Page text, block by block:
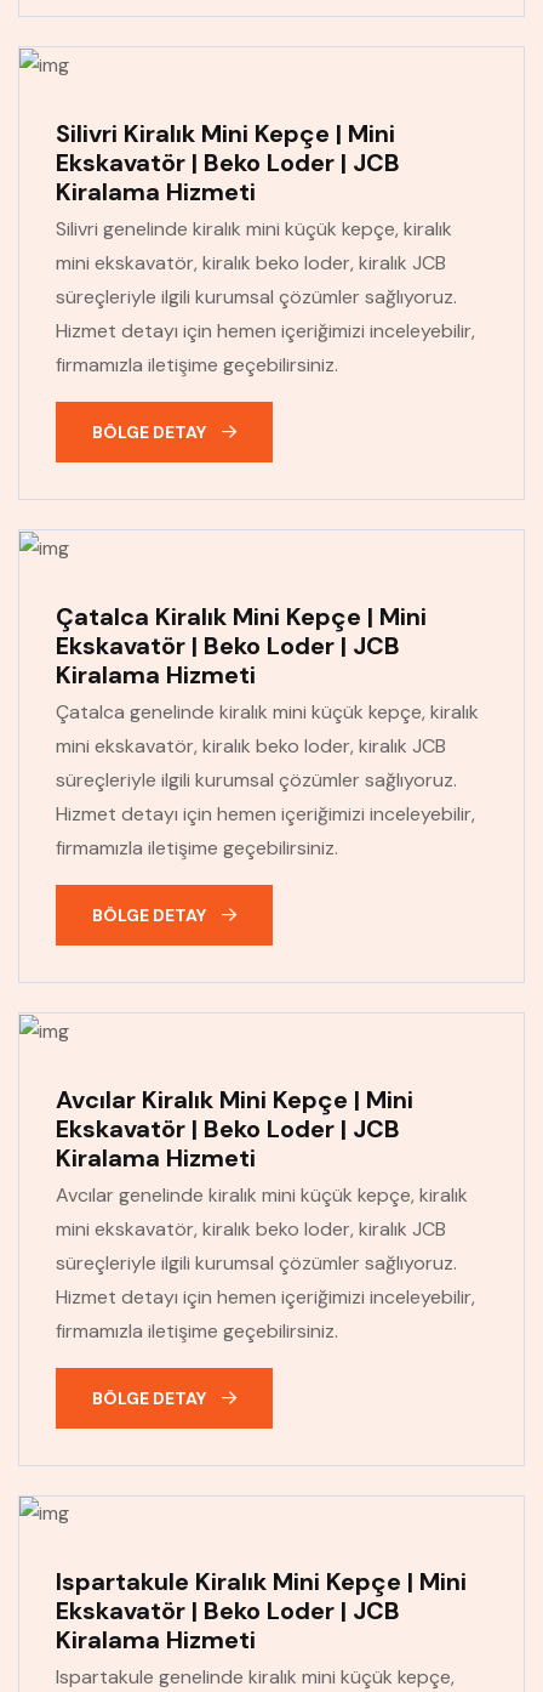
Silivri Kiralık Mini Kepçe | Mini
Ekskavatör | Beko Loder | JCB
Kiralama Hizmeti
Silivri genelinde kiralık mini küçük kepçe, kiralık
mini ekskavatör, kiralık beko loder, kiralık JCB
süreçleriyle ilgili kurumsal çözümler sağlıyoruz.
Hizmet detayı için hemen içeriğimizi inceleyebilir,
firmamızla iletişime geçebilirsiniz.
BÖLGE DETAY
Çatalca Kiralık Mini Kepçe | Mini
Ekskavatör | Beko Loder | JCB
Kiralama Hizmeti
Çatalca genelinde kiralık mini küçük kepçe, kiralık
mini ekskavatör, kiralık beko loder, kiralık JCB
süreçleriyle ilgili kurumsal çözümler sağlıyoruz.
Hizmet detayı için hemen içeriğimizi inceleyebilir,
firmamızla iletişime geçebilirsiniz.
BÖLGE DETAY
Avcılar Kiralık Mini Kepçe | Mini
Ekskavatör | Beko Loder | JCB
Kiralama Hizmeti
Avcılar genelinde kiralık mini küçük kepçe, kiralık
mini ekskavatör, kiralık beko loder, kiralık JCB
süreçleriyle ilgili kurumsal çözümler sağlıyoruz.
Hizmet detayı için hemen içeriğimizi inceleyebilir,
firmamızla iletişime geçebilirsiniz.
BÖLGE DETAY
Ispartakule Kiralık Mini Kepçe | Mini
Ekskavatör | Beko Loder | JCB
Kiralama Hizmeti
Ispartakule genelinde kiralık mini küçük kepçe,